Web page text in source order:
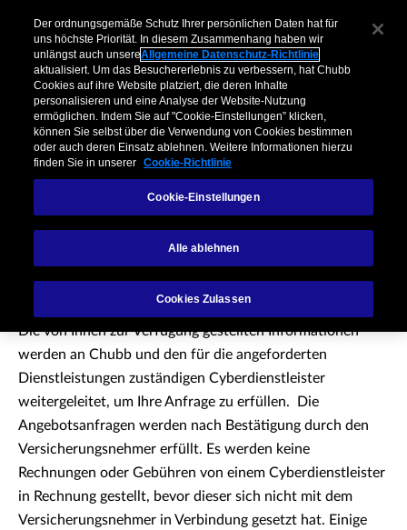
Unternehmen​
Menu
Makler Privatkunden & Partner​ Kooperationen
Vielen Dank!
Die von Ihnen zur Verfügung gestellten Informationen
werden an Chubb und den für die angeforderten
Dienstleistungen zuständigen Cyberdienstleister
weitergeleitet, um Ihre Anfrage zu erfüllen. Die
Angebotsanfragen werden nach Bestätigung durch den
Versicherungsnehmer erfüllt. Es werden keine
Rechnungen oder Gebühren von einem Cyberdienstleister
in Rechnung gestellt, bevor dieser sich nicht mit dem
Versicherungsnehmer in Verbindung gesetzt hat. Einige
Der ordnungsgemäße Schutz Ihrer persönlichen Daten hat für
uns höchste Priorität. In diesem Zusammenhang haben wir
unlängst auch unsereAllgemeine Datenschutz-Richtlinie
aktualisiert. Um das Besuchererlebnis zu verbessern, hat Chubb
Cookies auf ihre Website platziert, die deren Inhalte
personalisieren und eine Analyse der Website-Nutzung
ermöglichen. Indem Sie auf "Cookie-Einstellungen” klicken,
können Sie selbst über die Verwendung von Cookies bestimmen
oder auch deren Einsatz ablehnen. Weitere Informationen hierzu
finden Sie in unserer Cookie-Richtlinie
Cookie-Einstellungen
Alle ablehnen
Cookies Zulassen